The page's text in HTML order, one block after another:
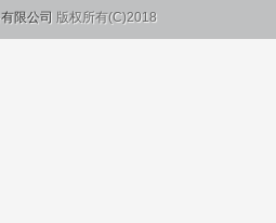
限公司 版权所有(C)2018